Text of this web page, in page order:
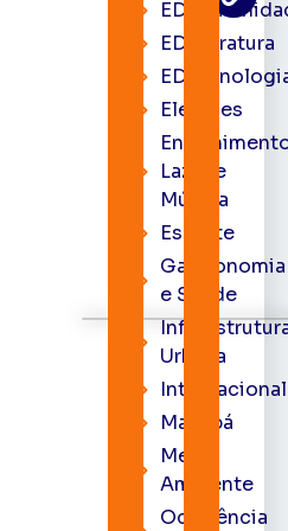
EDliteratura
Eleições
Lazer e
Música
Esporte
Gastronomia
e Saúde
Urbana
Internacional
Macapá
Meio
Ambiente
Ocorrência